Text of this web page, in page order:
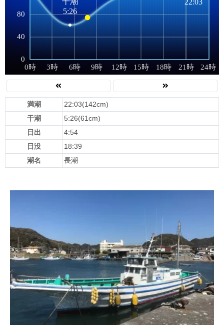
満潮
22:03(142cm)
干潮
5:26(61cm)
日出
4:54
日没
18:39
潮名
長潮